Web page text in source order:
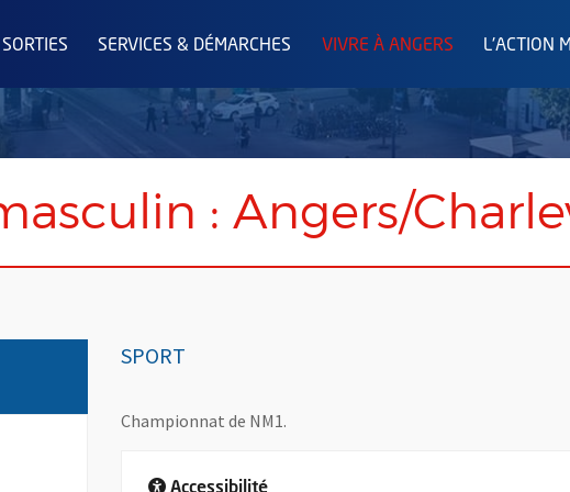
SERVICES & DÉMARCHES VIVRE À ANGERS L'ACTION
: Angers/
SPORT
Championnat de NM1.